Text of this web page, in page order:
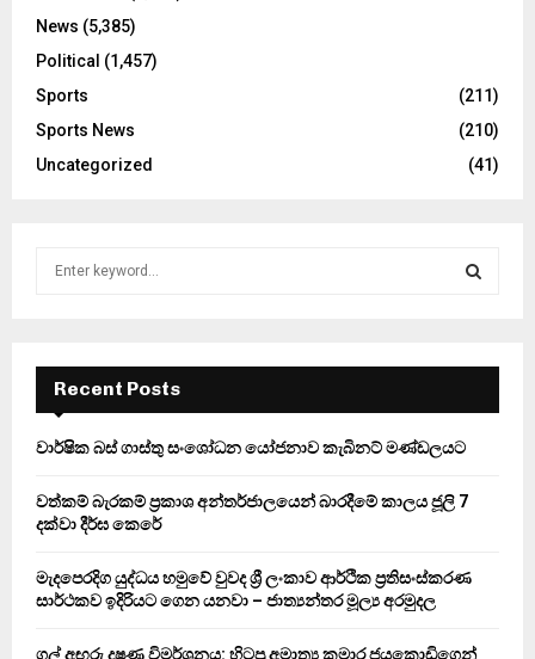
News (5,385)
Political (1,457)
Sports
(211)
Sports News
(210)
Uncategorized
(41)
f
r
E
A
Recent Posts
වාර්ෂික බස් ගාස්තු සංශෝධන යෝජනාව කැබිනට් මණ්ඩලයට
වත්කම් බැරකම් ප්‍රකාශ අන්තර්ජාලයෙන් බාරදීමේ කාලය ජූලි 7
දක්වා දීර්ඝ කෙරේ
මැදපෙරදිග යුද්ධය හමුවේ වුවද ශ්‍රී ලංකාව ආර්ථික ප්‍රතිසංස්කරණ
සාර්ථකව ඉදිරියට ගෙන යනවා – ජාත්‍යන්තර මූල්‍ය අරමුදල
ගල් අඟුරු දූෂණ විමර්ශනය: හිටපු අමාත්‍ය කුමාර ජයකොඩිගෙන්